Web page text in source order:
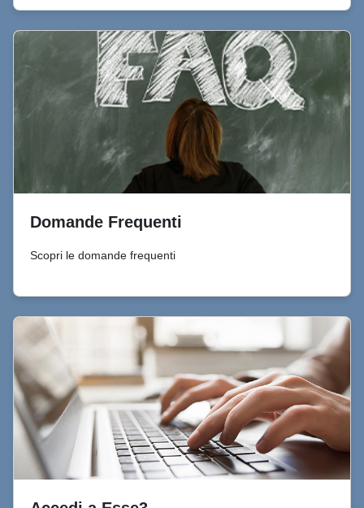
Domande Frequenti
Scopri le domande frequenti